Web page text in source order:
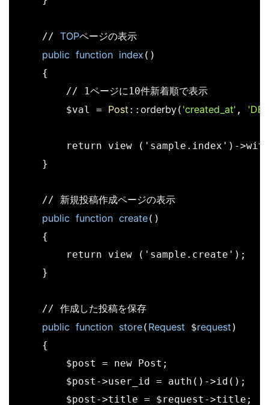
    //
TOPページの表示
public function index ()
    {
        // 1ページに10件新着順で表示
        $val =
Post:: orderby( 'created_at' ,
return view ('sample.index')-
    }
    // 新規投稿作成ページの表示
public function create()
    {
        return view ('sample.create');
    }
    // 作成した投稿を保存
public function store( Request $request)
    {
        $post = new Post;
        $post->user_id = auth()->id();
        $post->title = $request->title;